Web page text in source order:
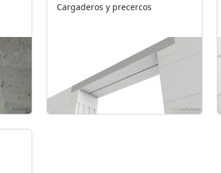
Cargaderos y precercos